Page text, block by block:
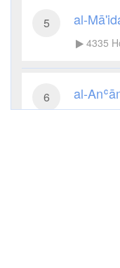
5 al-
4335
6 al-